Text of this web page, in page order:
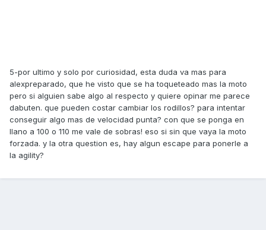
5-por ultimo y solo por curiosidad, esta duda va mas para
alexpreparado, que he visto que se ha toqueteado mas la moto
pero si alguien sabe algo al respecto y quiere opinar me parece
dabuten. que pueden costar cambiar los rodillos? para intentar
conseguir algo mas de velocidad punta? con que se ponga en
llano a 100 o 110 me vale de sobras! eso si sin que vaya la moto
forzada. y la otra question es, hay algun escape para ponerle a
la agility?